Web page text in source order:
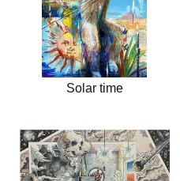
Solar time